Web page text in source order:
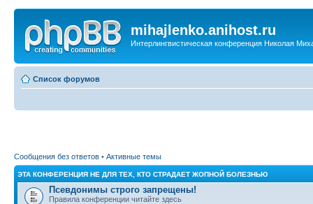
mihajlenko.anihost.ru
Интерлингвистическая конференция Николая
Список форумов
Сообщения без ответов • Активные темы
ЭТА КОНФЕРЕНЦИЯ НЕ ДЛЯ ТЕХ, КТО СТРАДАЕТ ЖОПНОЙ БОЛЕЗНЬЮ
Псевдонимы строго запрещены!
Правила конференции читайте здесь